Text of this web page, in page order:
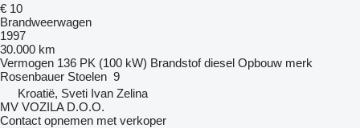
€ 10
Brandweerwagen
1997
30.000 km
Vermogen 136 PK (100 kW) Brandstof diesel Opbouw merk
Rosenbauer Stoelen 9
Kroatië, Sveti Ivan Zelina
MV VOZILA D.O.O.
Contact opnemen met verkoper